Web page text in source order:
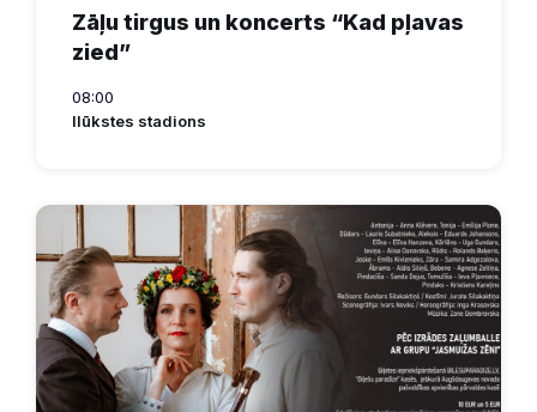
Zāļu tirgus un koncerts “Kad pļavas
zied”
08:00
Ilūkstes stadions